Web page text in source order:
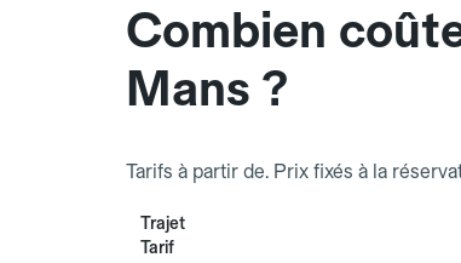
Combien
Mans ?
Tarifs à partir de. Prix fixés à la
Trajet
Tarif